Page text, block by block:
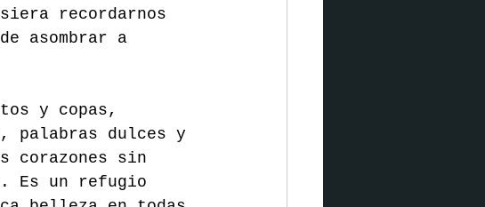
recordarnos
asombrar a
y copas,
palabras dulces y
corazones sin
Es un refugio